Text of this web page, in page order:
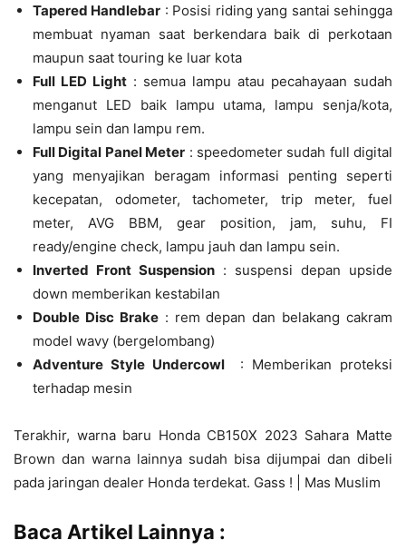
Tapered Handlebar : Posisi riding yang santai sehingga
membuat nyaman saat berkendara baik di perkotaan
maupun saat touring ke luar kota
Full LED Light : semua lampu atau pecahayaan sudah
menganut LED baik lampu utama, lampu senja/kota,
lampu sein dan lampu rem.
Full Digital Panel Meter : speedometer sudah full digital
yang menyajikan beragam informasi penting seperti
kecepatan, odometer, tachometer, trip meter, fuel
meter, AVG BBM, gear position, jam, suhu, FI
ready/engine check, lampu jauh dan lampu sein.
Inverted Front Suspension : suspensi depan upside
down memberikan kestabilan
Double Disc Brake: rem depan dan belakang cakram
model wavy (bergelombang)
Adventure Style Undercowl
: Memberikan proteksi
terhadap mesin
Terakhir, warna baru Honda CB150X 2023 Sahara Matte
Brown dan warna lainnya sudah bisa dijumpai dan dibeli
pada jaringan dealer Honda terdekat. Gass ! | Mas Muslim
Baca Artikel Lainnya :